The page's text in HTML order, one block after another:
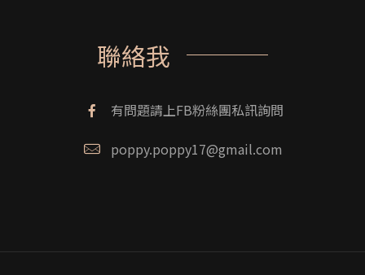
聯絡我
有問題請上FB粉絲團私訊詢問
poppy.poppy17@gmail.com